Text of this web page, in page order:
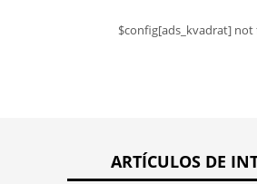
$config[ads_kvadrat] not
ARTÍCULOS DE